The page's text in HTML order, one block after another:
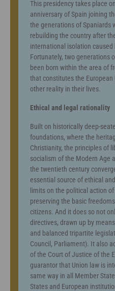
This presidency takes place
anniversary of Spain joining
the generations of Spaniards
rebuilding the country after
international isolation caused
Fortunately, two generations
been born within the area of
that constitutes the European
other reality in their lives.
Ethical and legal rationality
Built on historically deep-
foundations, where the
Christianity, the principles of
socialism of the Modern Age
the twentieth century
essential source of ethical
limits on the political action
preserving the basic
citizens. And it does so not
directives, drawn up by
and balanced tripartite
Council, Parliament). It also
of the Court of Justice of the
guarantor that Union law is
same way in all Member
States and European